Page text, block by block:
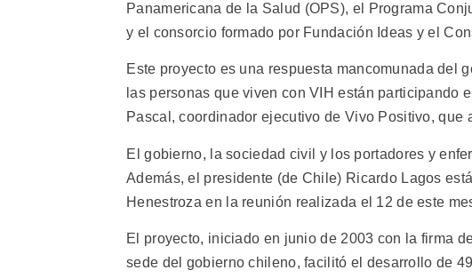
Panamericana de la Salud (OPS), el Programa
y el consorcio formado por Fundación Ideas y el
Este proyecto es una respuesta mancomunada
las personas que viven con VIH están participando
Pascal, coordinador ejecutivo de Vivo Positivo, que
El gobierno, la sociedad civil y los portadores y
Además, el presidente (de Chile) Ricardo Lagos
Henestroza en la reunión realizada el 12 de este
El proyecto, iniciado en junio de 2003 con la firma
sede del gobierno chileno, facilitó el desarrollo de